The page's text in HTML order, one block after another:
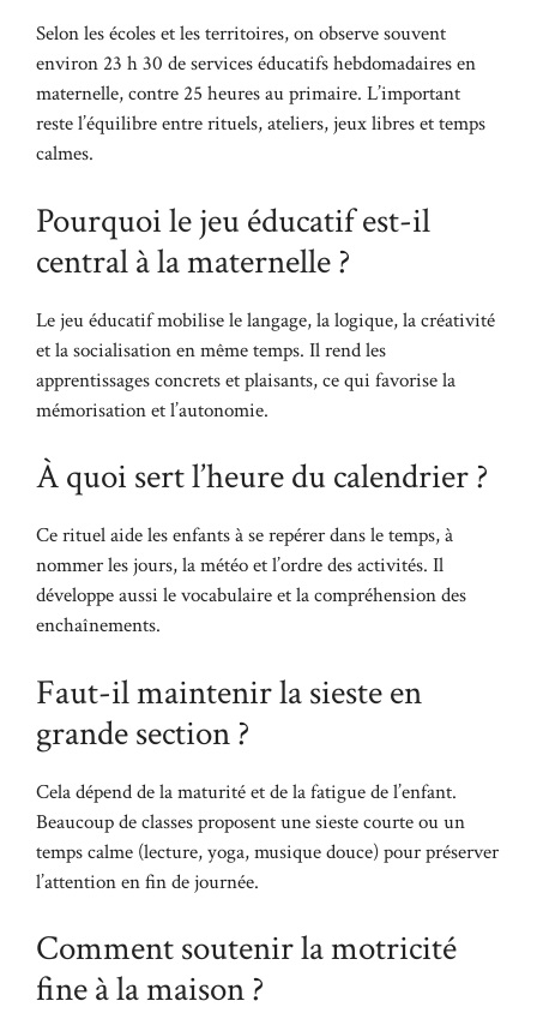
Selon les écoles et les territoires, on observe souvent
environ 23 h 30 de services éducatifs hebdomadaires en
maternelle, contre 25 heures au primaire. L’important
reste l’équilibre entre rituels, ateliers, jeux libres et temps
calmes.
Pourquoi le jeu éducatif est-il
central à la maternelle ?
Le jeu éducatif mobilise le langage, la logique, la créativité
et la socialisation en même temps. Il rend les
apprentissages concrets et plaisants, ce qui favorise la
mémorisation et l’autonomie.
À quoi sert l’heure du calendrier ?
Ce rituel aide les enfants à se repérer dans le temps, à
nommer les jours, la météo et l’ordre des activités. Il
développe aussi le vocabulaire et la compréhension des
enchaînements.
Faut-il maintenir la sieste en
grande section ?
Cela dépend de la maturité et de la fatigue de l’enfant.
Beaucoup de classes proposent une sieste courte ou un
temps calme (lecture, yoga, musique douce) pour préserver
l’attention en fin de journée.
Comment soutenir la motricité
fine à la maison ?